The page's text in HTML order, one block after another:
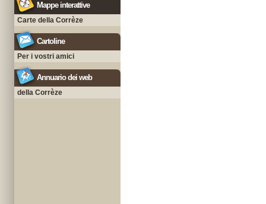
Mappe interattive
Carte della Corrèze
Cartoline
Per i vostri amici
Annuario dei web
della Corrèze